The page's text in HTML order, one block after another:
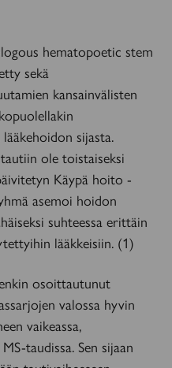
hematopoetic stem
sekä
kansainvälisten
sijasta.
ole toistaiseksi
Käypä hoito -
asemoi hoidon
suhteessa erittäin
lääkkeisiin. (1)
osoittautunut
valossa hyvin
vaikeassa,
taudissa. Sen sijaan